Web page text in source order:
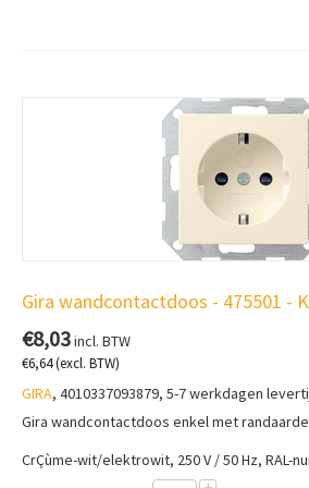
Gira wandcontactdoos - 475501 -
€8,03incl. BTW
€6,64(excl. BTW)
GIRA, 4010337093879, 5-7 werkdagen
Gira wandcontactdoos enkel met
CrÇùme-wit/elektrowit, 250 V / 50 Hz, RAL-